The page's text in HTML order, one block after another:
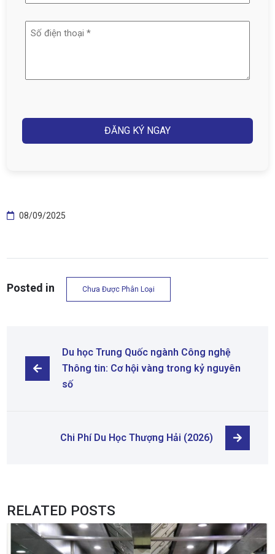
email
(Required)
Số
08/09/2025
Posted in Chưa Được Phân Loại
Du học Trung Quốc ngành Công nghệ
Thông tin: Cơ hội vàng trong kỷ nguyên
số
Chi Phí Du Học Thượng Hải (2026)
RELATED POSTS